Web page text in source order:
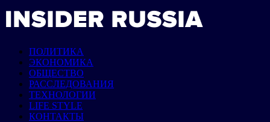
ПОЛИТИКА
ЭКОНОМИКА
ОБЩЕСТВО
РАССЛЕДОВАНИЯ
ТЕХНОЛОГИИ
LIFE STYLE
КОНТАКТЫ